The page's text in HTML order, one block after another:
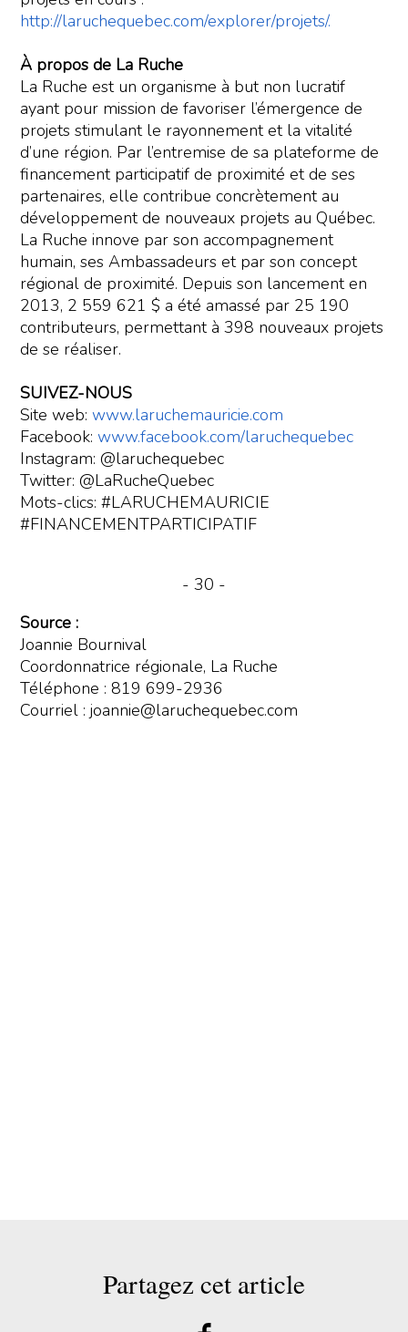
http://laruchequebec.com/explorer/projets/.
À propos de La Ruche
La Ruche est un organisme à but non lucratif
ayant pour mission de favoriser l’émergence de
projets stimulant le rayonnement et la vitalité
d’une région. Par l’entremise de sa plateforme de
financement participatif de proximité et de ses
partenaires, elle contribue concrètement au
développement de nouveaux projets au Québec.
La Ruche innove par son accompagnement
humain, ses Ambassadeurs et par son concept
régional de proximité. Depuis son lancement en
2013, 2 559 621 $ a été amassé par 25 190
contributeurs, permettant à 398 nouveaux projets
de se réaliser.
SUIVEZ-NOUS
Site web:www.laruchemauricie.com
Facebook:www.facebook.com/laruchequebec
Instagram: @laruchequebec
Twitter: @LaRucheQuebec
Mots-clics: #LARUCHEMAURICIE
#FINANCEMENTPARTICIPATIF
- 30 -
Source :
Joannie Bournival
Coordonnatrice régionale, La Ruche
Téléphone : 819 699-2936
Courriel : joannie@laruchequebec.com
Partagez cet article